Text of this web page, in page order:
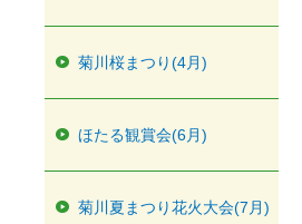
菊川桜まつり(4月)
ほたる観賞会(6月)
菊川夏まつり花火大会(7月)